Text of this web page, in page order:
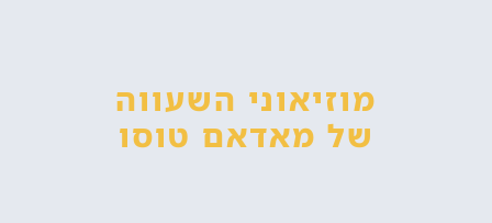
מוזיאוני השעווה
של מאדאם טוסו